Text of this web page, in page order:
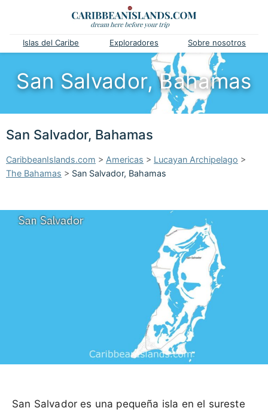
Islas del Caribe Exploradores Sobre nosotros
San Salvador, Bahamas
San Salvador, Bahamas
CaribbeanIslands.com > Americas > Lucayan Archipelago >
The Bahamas > San Salvador, Bahamas
San Salvador es una pequeña isla en el sureste